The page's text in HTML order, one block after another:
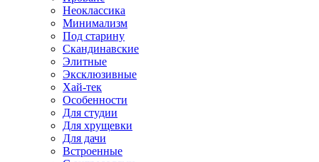
Неоклассика
Минимализм
Под старину
Скандинавские
Элитные
Эксклюзивные
Хай-тек
Особенности
Для студии
Для хрущевки
Для дачи
Встроенные